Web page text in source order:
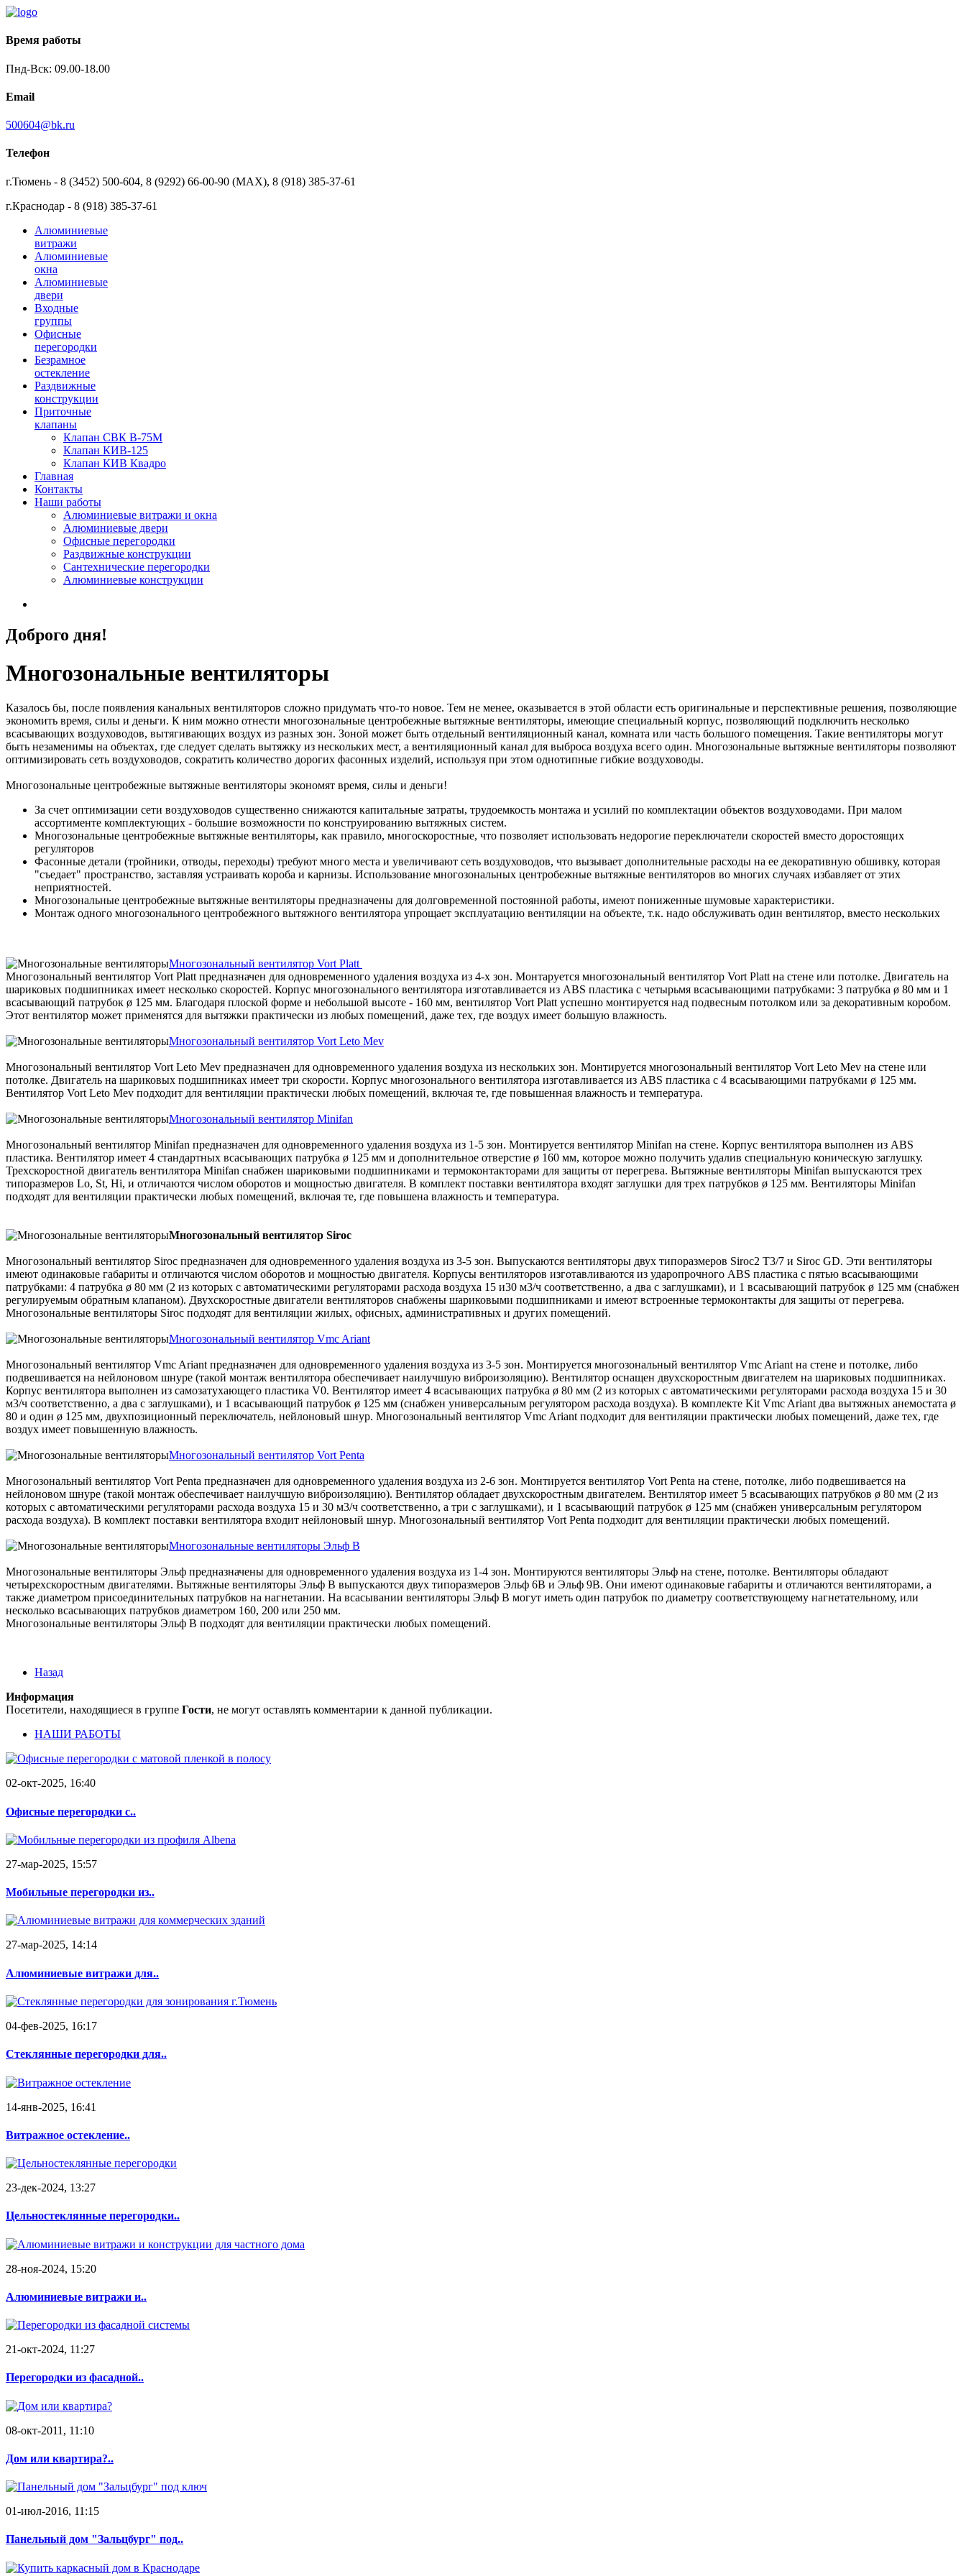
Время работы
Пнд-Вск: 09.00-18.00
Email
500604@bk.ru
Телефон
г.Тюмень - 8 (3452) 500-604, 8 (9292) 66-00-90 (MAX), 8 (918) 385-37-61
г.Краснодар - 8 (918) 385-37-61
Алюминиевые
витражи
Алюминиевые
окна
Алюминиевые
двери
Входные
группы
Офисные
перегородки
Безрамное
остекление
Раздвижные
конструкции
Приточные
клапаны
Клапан СВК В-75М
Клапан КИВ-125
Клапан КИВ Квадро
Главная
Контакты
Наши работы
Алюминиевые витражи и окна
Алюминиевые двери
Офисные перегородки
Раздвижные конструкции
Сантехнические перегородки
Алюминиевые конструкции
Доброго дня!
Многозональные вентиляторы
Казалось бы, после появления канальных вентиляторов сложно придумать что-то новое. Тем не менее, оказывается в этой области есть оригинальные и перспективные решения, позволяющие
экономить время, силы и деньги. К ним можно отнести многозональные центробежные вытяжные вентиляторы, имеющие специальный корпус, позволяющий подключить несколько
всасывающих воздуховодов, вытягивающих воздух из разных зон. Зоной может быть отдельный вентиляционный канал, комната или часть большого помещения. Такие вентиляторы могут
быть незаменимы на объектах, где следует сделать вытяжку из нескольких мест, а вентиляционный канал для выброса воздуха всего один. Многозональные вытяжные вентиляторы позволяют
оптимизировать сеть воздуховодов, сократить количество дорогих фасонных изделий, используя при этом однотипные гибкие воздуховоды.
Многозональные центробежные вытяжные вентиляторы экономят время, силы и деньги!
За счет оптимизации сети воздуховодов существенно снижаются капитальные затраты, трудоемкость монтажа и усилий по комплектации объектов воздуховодами. При малом
ассортименте комплектующих - большие возможности по конструированию вытяжных систем.
Многозональные центробежные вытяжные вентиляторы, как правило, многоскоростные, что позволяет использовать недорогие переключатели скоростей вместо доростоящих
регуляторов
Фасонные детали (тройники, отводы, переходы) требуют много места и увеличивают сеть воздуховодов, что вызывает дополнительные расходы на ее декоративную обшивку, которая
"съедает" пространство, заставляя устраивать короба и карнизы. Использование многозональных центробежные вытяжные вентиляторов во многих случаях избавляет от этих
неприятностей.
Многозональные центробежные вытяжные вентиляторы предназначены для долговременной постоянной работы, имеют пониженные шумовые характеристики.
Монтаж одного многозонального центробежного вытяжного вентилятора упрощает эксплуатацию вентиляции на объекте, т.к. надо обслуживать один вентилятор, вместо нескольких
Многозональный вентилятор Vort Platt
Многозональный вентилятор Vort Platt предназначен для одновременного удаления воздуха из 4-х зон. Монтаруется многозональный вентилятор Vort Platt на стене или потолке. Двигатель на
шариковых подшипниках имеет несколько скоростей. Корпус многозонального вентилятора изготавливается из ABS пластика с четырьмя всасывающими патрубками: 3 патрубка ø 80 мм и 1
всасывающий патрубок ø 125 мм. Благодаря плоской форме и небольшой высоте - 160 мм, вентилятор Vort Platt успешно монтируется над подвесным потолком или за декоративным коробом.
Этот вентилятор может применятся для вытяжки практически из любых помещений, даже тех, где воздух имеет большую влажность.
Многозональный вентилятор Vort Leto Mev
Многозональный вентилятор Vort Leto Mev предназначен для одновременного удаления воздуха из нескольких зон. Монтируется многозональный вентилятор Vort Leto Mev на стене или
потолке. Двигатель на шариковых подшипниках имеет три скорости. Корпус многозонального вентилятора изготавливается из ABS пластика с 4 всасывающими патрубками ø 125 мм.
Вентилятор Vort Leto Mev подходит для вентиляции практически любых помещений, включая те, где повышенная влажность и температура.
Многозональный вентилятор Minifan
Многозональный вентилятор Minifan предназначен для одновременного удаления воздуха из 1-5 зон. Монтируется вентилятор Minifan на стене. Корпус вентилятора выполнен из ABS
пластика. Вентилятор имеет 4 стандартных всасывающих патрубка ø 125 мм и дополнительное отверстие ø 160 мм, которое можно получить удалив специальную коническую заглушку.
Трехскоростной двигатель вентилятора Minifan снабжен шариковыми подшипниками и термоконтакторами для защиты от перегрева. Вытяжные вентиляторы Minifan выпускаются трех
типоразмеров Lo, St, Hi, и отличаются числом оборотов и мощностью двигателя. В комплект поставки вентилятора входят заглушки для трех патрубков ø 125 мм. Вентиляторы Minifan
подходят для вентиляции практически любых помещений, включая те, где повышена влажность и температура.
Многозональный вентилятор Siroc
Многозональный вентилятор Siroc предназначен для одновременного удаления воздуха из 3-5 зон. Выпускаются вентиляторы двух типоразмеров Siroc2 T3/7 и Siroc GD. Эти вентиляторы
имеют одинаковые габариты и отличаются числом оборотов и мощностью двигателя. Корпусы вентиляторов изготавливаются из ударопрочного ABS пластика с пятью всасывающими
патрубками: 4 патрубка ø 80 мм (2 из которых с автоматическими регуляторами расхода воздуха 15 и30 м3/ч соответственно, а два с заглушками), и 1 всасывающий патрубок ø 125 мм (снабжен
регулируемым обратным клапаном). Двухскоростные двигатели вентиляторов снабжены шариковыми подшипниками и имеют встроенные термоконтакты для защиты от перегрева.
Многозональные вентиляторы Siroc подходят для вентиляции жилых, офисных, административных и других помещений.
Многозональный вентилятор Vmc Ariant
Многозональный вентилятор Vmc Ariant предназначен для одновременного удаления воздуха из 3-5 зон. Монтируется многозональный вентилятор Vmc Ariant на стене и потолке, либо
подвешивается на нейлоновом шнуре (такой монтаж вентилятора обеспечивает наилучшую виброизоляцию). Вентилятор оснащен двухскоростным двигателем на шариковых подшипниках.
Корпус вентилятора выполнен из самозатухающего пластика V0. Вентилятор имеет 4 всасывающих патрубка ø 80 мм (2 из которых с автоматическими регуляторами расхода воздуха 15 и 30
м3/ч соответственно, а два с заглушками), и 1 всасывающий патрубок ø 125 мм (снабжен универсальным регулятором расхода воздуха). В комплекте Kit Vmc Ariant два вытяжных анемостата ø
80 и один ø 125 мм, двухпозиционный переключатель, нейлоновый шнур. Многозональный вентилятор Vmc Ariant подходит для вентиляции практически любых помещений, даже тех, где
воздух имеет повышенную влажность.
Многозональный вентилятор Vort Penta
Многозональный вентилятор Vort Penta предназначен для одновременного удаления воздуха из 2-6 зон. Монтируется вентилятор Vort Penta на стене, потолке, либо подвешивается на
нейлоновом шнуре (такой монтаж обеспечивает наилучшую виброизоляцию). Вентилятор обладает двухскоростным двигателем. Вентилятор имеет 5 всасывающих патрубков ø 80 мм (2 из
которых с автоматическими регуляторами расхода воздуха 15 и 30 м3/ч соответственно, а три с заглушками), и 1 всасывающий патрубок ø 125 мм (снабжен универсальным регулятором
расхода воздуха). В комплект поставки вентилятора входит нейлоновый шнур. Многозональный вентилятор Vort Penta подходит для вентиляции практически любых помещений.
Многозональные вентиляторы Эльф В
Многозональные вентиляторы Эльф предназначены для одновременного удаления воздуха из 1-4 зон. Монтируются вентиляторы Эльф на стене, потолке. Вентиляторы обладают
четырехскоростным двигателями. Вытяжные вентиляторы Эльф В выпускаются двух типоразмеров Эльф 6В и Эльф 9В. Они имеют одинаковые габариты и отличаются вентиляторами, а
также диаметром присоединительных патрубков на нагнетании. На всасывании вентиляторы Эльф В могут иметь один патрубок по диаметру соответствующему нагнетательному, или
несколько всасывающих патрубков диаметром 160, 200 или 250 мм.
Многозональные вентиляторы Эльф В подходят для вентиляции практически любых помещений.
Назад
Информация
Посетители, находящиеся в группе Гости, не могут оставлять комментарии к данной публикации.
НАШИ РАБОТЫ
02-окт-2025, 16:40
Офисные перегородки с..
27-мар-2025, 15:57
Мобильные перегородки из..
27-мар-2025, 14:14
Алюминиевые витражи для..
04-фев-2025, 16:17
Стеклянные перегородки для..
14-янв-2025, 16:41
Витражное остекление..
23-дек-2024, 13:27
Цельностеклянные перегородки..
28-ноя-2024, 15:20
Алюминиевые витражи и..
21-окт-2024, 11:27
Перегородки из фасадной..
08-окт-2011, 11:10
Дом или квартира?..
01-июл-2016, 11:15
Панельный дом "Зальцбург" под..